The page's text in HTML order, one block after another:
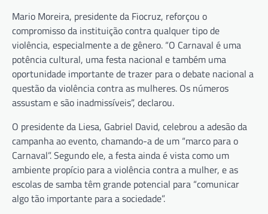
Mario Moreira, presidente da Fiocruz, reforçou o
compromisso da instituição contra qualquer tipo de
violência, especialmente a de gênero. “O Carnaval é uma
potência cultural, uma festa nacional e também uma
oportunidade importante de trazer para o debate nacional a
questão da violência contra as mulheres. Os números
assustam e são inadmissíveis”, declarou.
O presidente da Liesa, Gabriel David, celebrou a adesão da
campanha ao evento, chamando-a de um “marco para o
Carnaval”. Segundo ele, a festa ainda é vista como um
ambiente propício para a violência contra a mulher, e as
escolas de samba têm grande potencial para “comunicar
algo tão importante para a sociedade”.